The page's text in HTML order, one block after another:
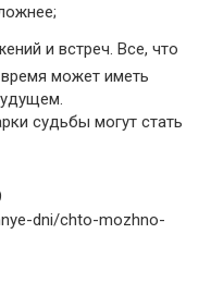
и встреч. Все, что
может иметь
судьбы могут стать
dni/chto-mozhno-